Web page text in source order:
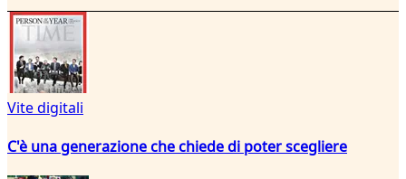
Vite digitali
C'è una generazione che chiede di poter scegliere